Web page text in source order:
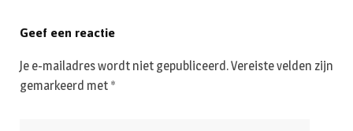
Geef een reactie
Je e-mailadres wordt niet gepubliceerd.Vereiste velden zijn
gemarkeerd met *